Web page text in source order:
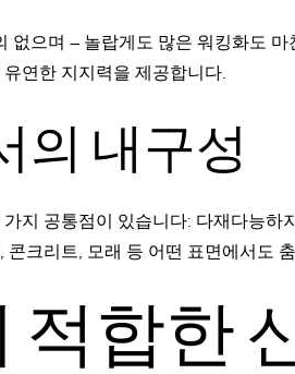
없으며 – 놀랍게도 많은 워킹화도 마
연한 지지력을 제공합니다.
의 내구성
지 공통점이 있습니다: 다재다능
크리트, 모래 등 어떤 표면에서도
적합한